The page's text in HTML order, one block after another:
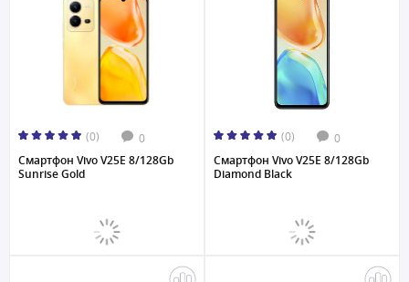
(0) 0
Смартфон Vivo V25E 8/128Gb
Sunrise Gold
(0) 0
Смартфон Vivo V25E 8/128Gb
Diamond Black